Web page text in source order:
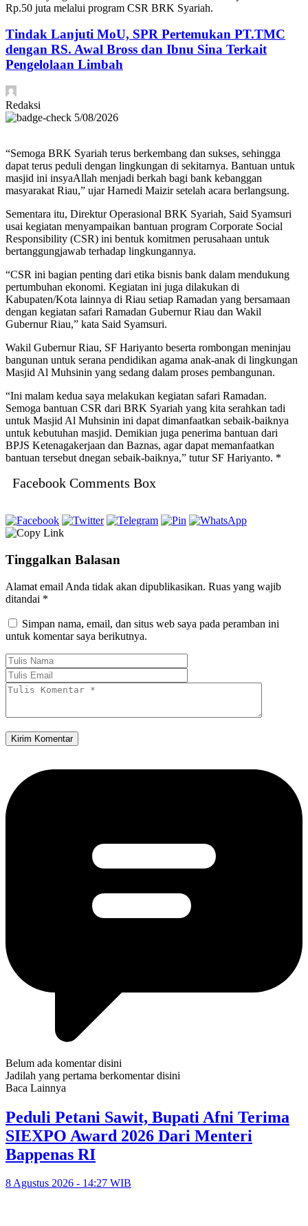
Rp.50 juta melalui program CSR BRK Syariah.
Tindak Lanjuti MoU, SPR Pertemukan PT.TMC
dengan RS. Awal Bross dan Ibnu Sina Terkait
Pengelolaan Limbah
Redaksi
5/08/2026
“Semoga BRK Syariah terus berkembang dan sukses, sehingga
dapat terus peduli dengan lingkungan di sekitarnya. Bantuan untuk
masjid ini insyaAllah menjadi berkah bagi bank kebanggan
masyarakat Riau,” ujar Harnedi Maizir setelah acara berlangsung.
Sementara itu, Direktur Operasional BRK Syariah, Said Syamsuri
usai kegiatan menyampaikan bantuan program Corporate Social
Responsibility (CSR) ini bentuk komitmen perusahaan untuk
bertanggungjawab terhadap lingkungannya.
“CSR ini bagian penting dari etika bisnis bank dalam mendukung
pertumbuhan ekonomi. Kegiatan ini juga dilakukan di
Kabupaten/Kota lainnya di Riau setiap Ramadan yang bersamaan
dengan kegiatan safari Ramadan Gubernur Riau dan Wakil
Gubernur Riau,” kata Said Syamsuri.
Wakil Gubernur Riau, SF Hariyanto beserta rombongan meninjau
bangunan untuk serana pendidikan agama anak-anak di lingkungan
Masjid Al Muhsinin yang sedang dalam proses pembangunan.
“Ini malam kedua saya melakukan kegiatan safari Ramadan.
Semoga bantuan CSR dari BRK Syariah yang kita serahkan tadi
untuk Masjid Al Muhsinin ini dapat dimanfaatkan sebaik-baiknya
untuk kebutuhan masjid. Demikian juga penerima bantuan dari
BPJS Ketenagakerjaan dan Baznas, agar dapat memanfaatkan
bantuan tersebut dnegan sebaik-baiknya,” tutur SF Hariyanto. *
Facebook Comments Box
Tinggalkan Balasan
Alamat email Anda tidak akan dipublikasikan. Ruas yang wajib
ditandai *
Simpan nama, email, dan situs web saya pada peramban ini
untuk komentar saya berikutnya.
Belum ada komentar disini
Jadilah yang pertama berkomentar disini
Baca Lainnya
Peduli Petani Sawit, Bupati Afni Terima
SIEXPO Award 2026 Dari Menteri
Bappenas RI
8 Agustus 2026 - 14:27 WIB